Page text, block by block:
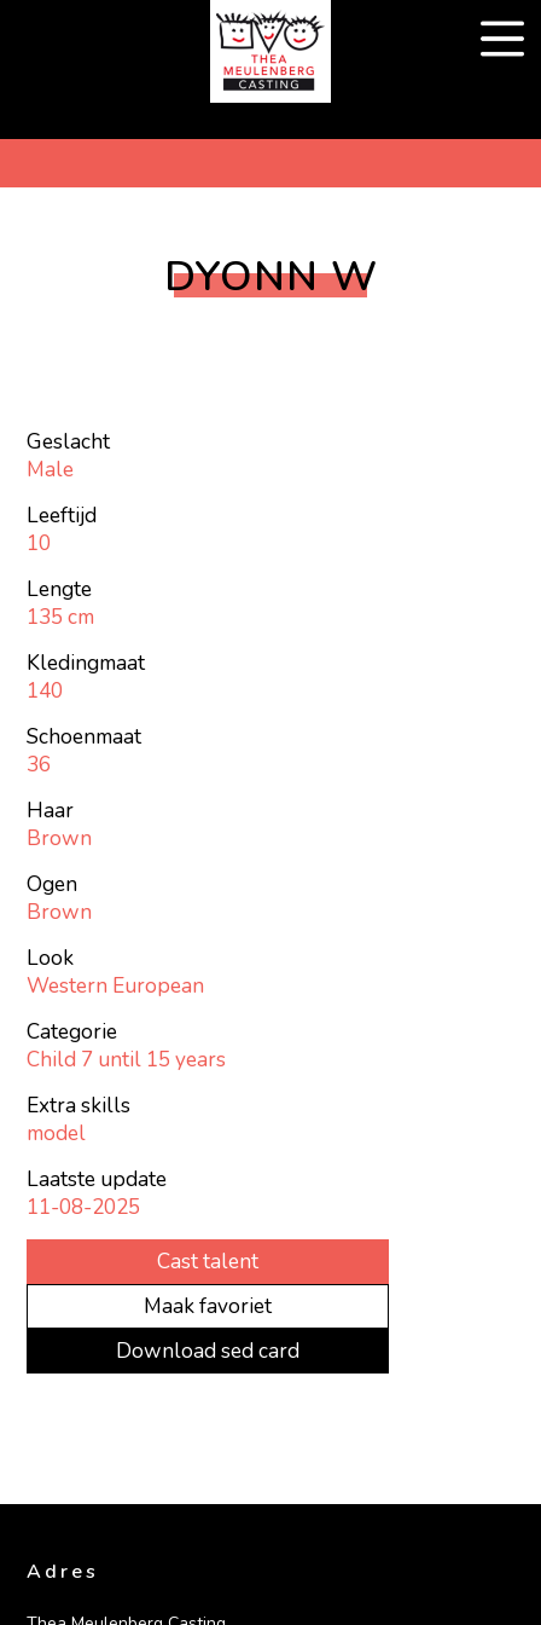
DYONN W
Geslacht
Male
Leeftijd
10
Lengte
135 cm
Kledingmaat
140
Schoenmaat
36
Haar
Brown
Ogen
Brown
Look
Western European
Categorie
Child 7 until 15 years
Extra skills
model
Laatste update
11-08-2025
Cast talent
Maak favoriet
Download sed card
Adres